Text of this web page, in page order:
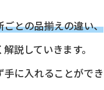
との品揃えの違い、
説していきます。
に入れることができ